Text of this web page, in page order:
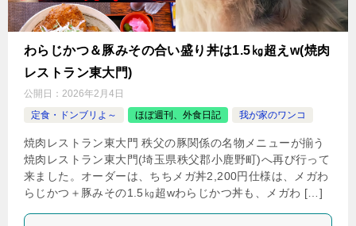
わらじかつ＆豚みその合い盛り丼は1.5㎏超えw(焼肉
レストラン東大門)
公開日： 2026年2月4日
定食・ドンブリよ～
ほぼ週刊、外食日記 我が家のワンコ
焼肉レストラン東大門 秩父の豚関係の名物メニューが揃う
焼肉レストラン東大門(埼玉県秩父郡小鹿野町)へ再び行って
来ました。オーダーは、ちちメガ丼2,200円仕様は、メガわ
らじかつ＋豚みその1.5㎏超wわらじかつ丼も、メガわ […]